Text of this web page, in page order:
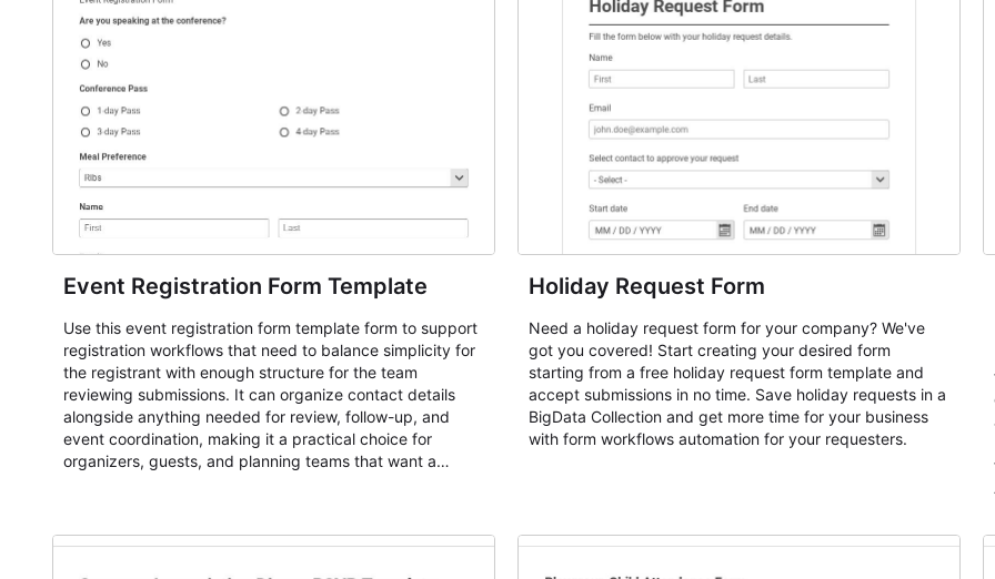
Event Registration Form Template
Use this event registration form template form to support
registration workflows that need to balance simplicity for
the registrant with enough structure for the team
reviewing submissions. It can organize contact details
alongside anything needed for review, follow-up, and
event coordination, making it a practical choice for
organizers, guests, and planning teams that want a
student enrollment, volunteer registration, business event
Holiday Request Form
Need a holiday request form for your company? We've
got you covered! Start creating your desired form
starting from a free holiday request form template and
accept submissions in no time. Save holiday requests in a
BigData Collection and get more time for your business
with form workflows automation for your requesters.